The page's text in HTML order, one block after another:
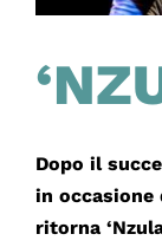
Dopo il
in occasione
ritorna